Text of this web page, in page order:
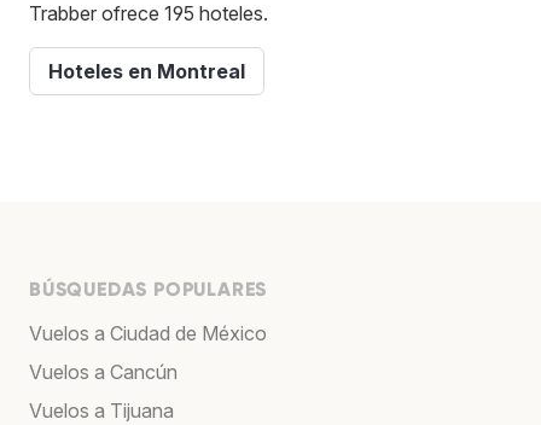
Trabber ofrece 195 hoteles.
Hoteles en Montreal
BÚSQUEDAS POPULARES
Vuelos a Ciudad de México
Vuelos a Cancún
Vuelos a Tijuana